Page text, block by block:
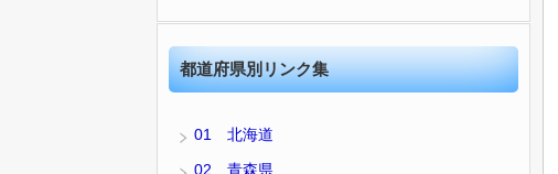
都道府県別リンク集
01 北海道
02 青森県